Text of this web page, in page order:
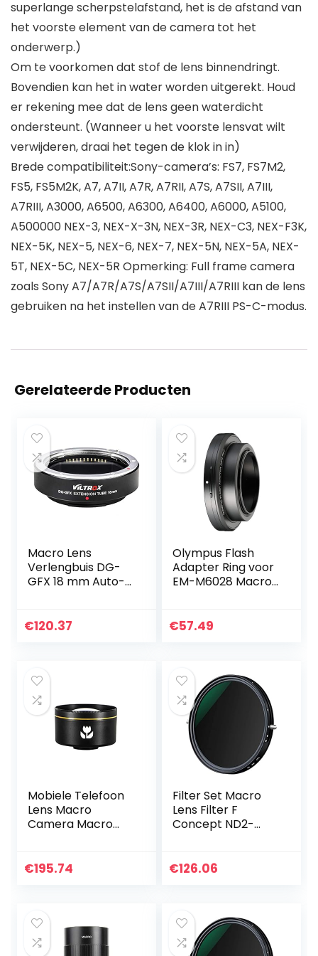
superlange scherpstelafstand, het is de afstand van
het voorste element van de camera tot het
onderwerp.)
Om te voorkomen dat stof de lens binnendringt.
Bovendien kan het in water worden uitgerekt. Houd
er rekening mee dat de lens geen waterdicht
ondersteunt. (Wanneer u het voorste lensvat wilt
verwijderen, draai het tegen de klok in in)
Brede compatibiliteit:Sony-camera’s: FS7, FS7M2,
FS5, FS5M2K, A7, A7II, A7R, A7RII, A7S, A7SII, A7III,
A7RIII, A3000, A6500, A6300, A6400, A6000, A5100,
A500000 NEX-3, NEX-X-3N, NEX-3R, NEX-C3, NEX-F3K,
NEX-5K, NEX-5, NEX-6, NEX-7, NEX-5N, NEX-5A, NEX-
5T, NEX-5C, NEX-5R Opmerking: Full frame camera
zoals Sony A7/A7R/A7S/A7SII/A7III/A7RIII kan de lens
gebruiken na het instellen van de A7RIII PS-C-modus.
Gerelateerde Producten
Macro Lens
Verlengbuis DG-
GFX 18 mm Auto-
voor Fuji G-mount
€120.37
Olympus Flash
Adapter Ring voor
EM-M6028 Macro
€57.49
Mobiele Telefoon
Lens Macro
Camera Macro
Schieten Macro
€195.74
Filter Set Macro
Lens Filter F
Concept ND2-
Circulaire
€126.06